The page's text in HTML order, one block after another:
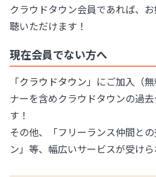
クラウドタウン会員であれば、
聴いただけます！
現在会員でない方へ
「クラウドタウン 」にご加入（
ナーを含めクラウドタウンの過
す！
その他、「フリーランス仲間と
ン」等、幅広いサービスが受けら